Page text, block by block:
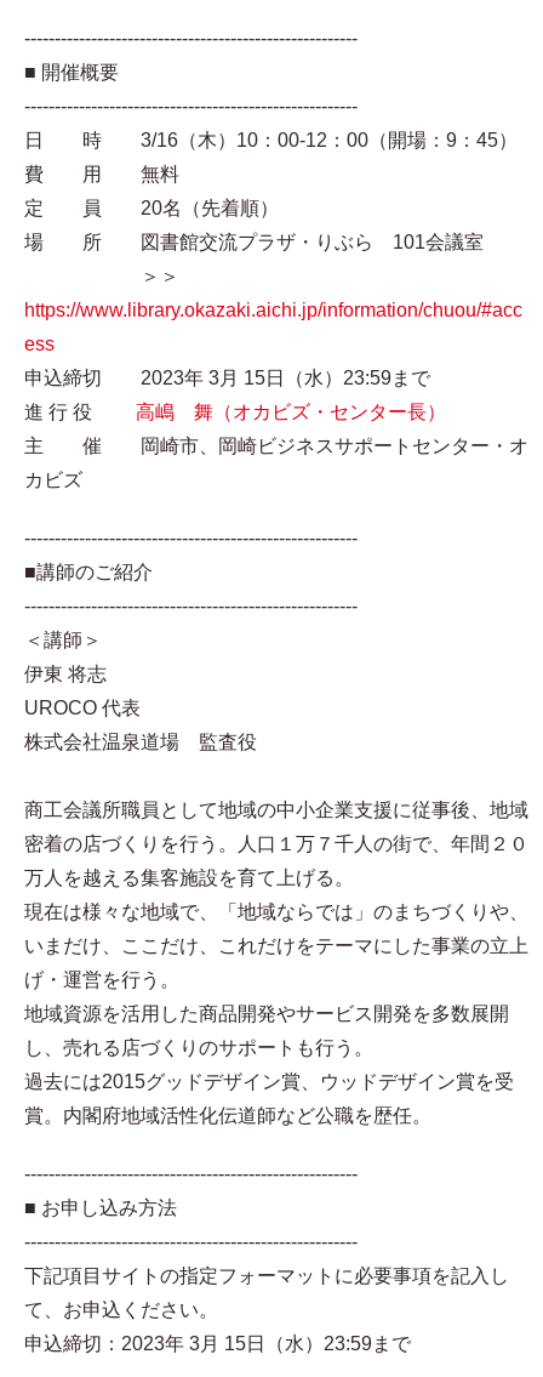
-------------------------------------------------------
■ 開催概要
-------------------------------------------------------
日 時 3/16（木）10：00-12：00（開場：9：45）
費 用 無料
定 員 20名（先着順）
場 所 図書館交流プラザ・りぶら 101会議室
＞＞
https://www.library.okazaki.aichi.jp/information/chuou/#acc
ess
申込締切 2023年 3月 15日（水）23:59まで
進 行 役 高嶋 舞（オカビズ・センター長）
主 催 岡崎市、岡崎ビジネスサポートセンター・オ
カビズ
-------------------------------------------------------
■講師のご紹介
-------------------------------------------------------
＜講師＞
伊東 将志
UROCO 代表
株式会社温泉道場 監査役
商工会議所職員として地域の中小企業支援に従事後、地域
密着の店づくりを行う。人口１万７千人の街で、年間２０
万人を越える集客施設を育て上げる。
現在は様々な地域で、「地域ならでは」のまちづくりや、
いまだけ、ここだけ、これだけをテーマにした事業の立上
げ・運営を行う。
地域資源を活用した商品開発やサービス開発を多数展開
し、売れる店づくりのサポートも行う。
過去には2015グッドデザイン賞、ウッドデザイン賞を受
賞。内閣府地域活性化伝道師など公職を歴任。
-------------------------------------------------------
■ お申し込み方法
-------------------------------------------------------
下記項目サイトの指定フォーマットに必要事項を記入し
て、お申込ください。
申込締切：2023年 3月 15日（水）23:59まで